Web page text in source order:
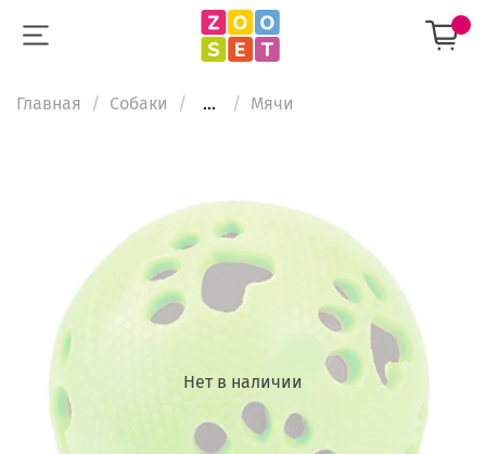
Главная Собаки ... Мячи
Нет в наличии